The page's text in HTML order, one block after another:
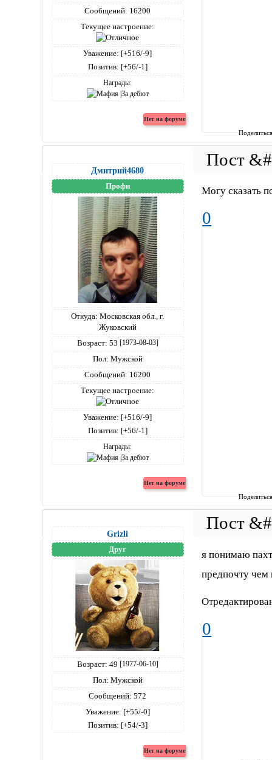
Сообщений: 16200
Текущее настроение:
Уважение: [+516/-9]
Позитив: [+56/-1]
Награды:
Дмитрий4680
Профи
Откуда: Московская обл., г.
Жуковский
Возраст: 53 [1973-08-03]
Пол: Мужской
Сообщений: 16200
Текущее настроение:
Уважение: [+516/-9]
Позитив: [+56/-1]
Награды:
Могу сказать
0
Grizli
Друг
Возраст: 49 [1977-06-10]
Пол: Мужской
Сообщений: 572
Уважение: [+55/-0]
Позитив: [+54/-3]
я понимаю
предпочту чем
0